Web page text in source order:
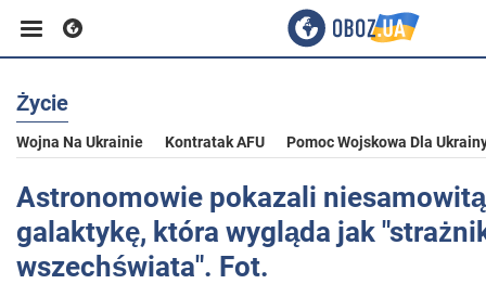
Biznes
Sport
Rozrywka
Życie
Wojna Na Ukrainie Kontratak AFU Pomoc Wojskowa Dla
Astronomowie pokazali
galaktykę, która wygląda jak
wszechświata". Fot.